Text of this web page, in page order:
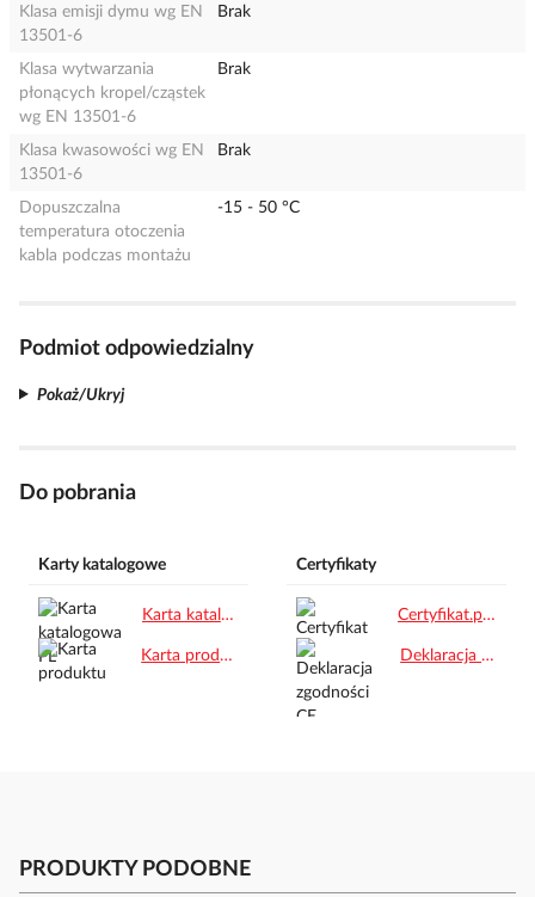
Klasa emisji dymu wg EN
13501-6
Brak
Klasa wytwarzania
płonących kropel/cząstek
wg EN 13501-6
Brak
Klasa kwasowości wg EN
13501-6
Brak
Dopuszczalna
temperatura otoczenia
kabla podczas montażu
-15 - 50 °C
Podmiot odpowiedzialny
Pokaż/Ukryj
Do pobrania
Karty katalogowe
Karta katalogowa PL.pdf
Karta produktu.pdf
Certyfikaty
Certyfikat.pdf
Deklaracja zgodności CE.pdf
PRODUKTY PODOBNE